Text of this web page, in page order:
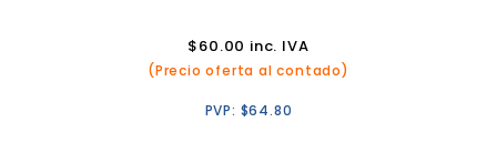
$60.00 inc. IVA
(Precio oferta al contado)
PVP: $64.80